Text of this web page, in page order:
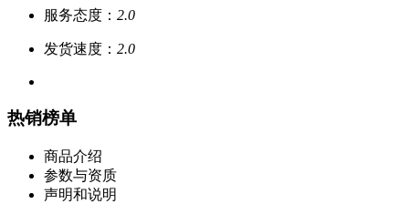
服务态度： 2.0
发货速度： 2.0
热销榜单
商品介绍
参数与资质
声明和说明